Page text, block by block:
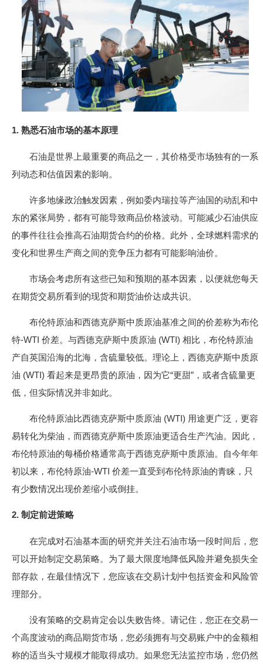
1. 熟悉石油市场的基本原理
石油是世界上最重要的商品之一，其价格受市场独有的一系
列动态和估值因素的影响。
许多地缘政治触发因素，例如委内瑞拉等产油国的动乱和中
东的紧张局势，都有可能导致商品价格波动。可能减少石油供应
的事件往往会推高石油期货合约的价格。此外，全球燃料需求的
变化和世界生产商之间的竞争压力都有可能影响油价。
市场会考虑所有这些已知和预期的基本因素，以便就您每天
在期货交易所看到的现货和期货油价达成共识。
布伦特原油和西德克萨斯中质原油基准之间的价差称为布伦
特-WTI 价差。与西德克萨斯中质原油 (WTI) 相比，布伦特原油
产自英国沿海的北海，含硫量较低。理论上，西德克萨斯中质原
油 (WTI) 看起来是更昂贵的原油，因为它“更甜”，或者含硫量更
低，但实际情况并非如此。
布伦特原油比西德克萨斯中质原油 (WTI) 用途更广泛，更容
易转化为柴油，而西德克萨斯中质原油更适合生产汽油。因此，
布伦特原油的每桶价格通常高于西德克萨斯中质原油。自今年年
初以来，布伦特原油-WTI 价差一直受到布伦特原油的青睐，只
有少数情况出现价差缩小或倒挂。
2. 制定前进策略
在完成对石油基本面的研究并关注石油市场一段时间后，您
可以开始制定交易策略。为了最大限度地降低风险并避免损失全
部存款，在最佳情况下，您应该在交易计划中包括资金和风险管
理部分。
没有策略的交易肯定会以失败告终。请记住，您正在交易一
个高度波动的商品期货市场，您必须拥有与交易账户中的金额相
称的适当头寸规模才能取得成功。如果您无法监控市场，您仍然